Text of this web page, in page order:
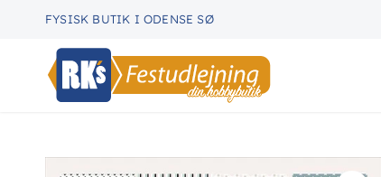
FYSISK BUTIK I ODENSE SØ